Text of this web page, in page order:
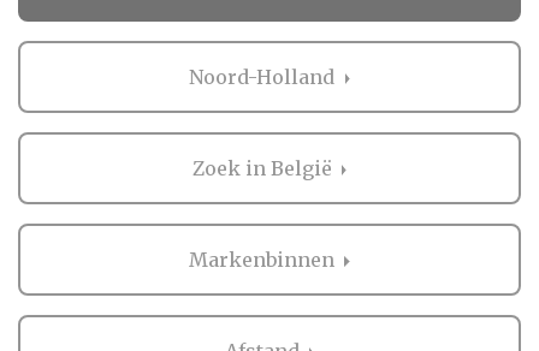
Noord-Holland
Zoek in België
Markenbinnen